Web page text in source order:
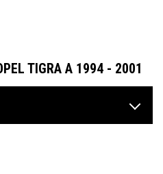
TIGRA A 1994 - 2001